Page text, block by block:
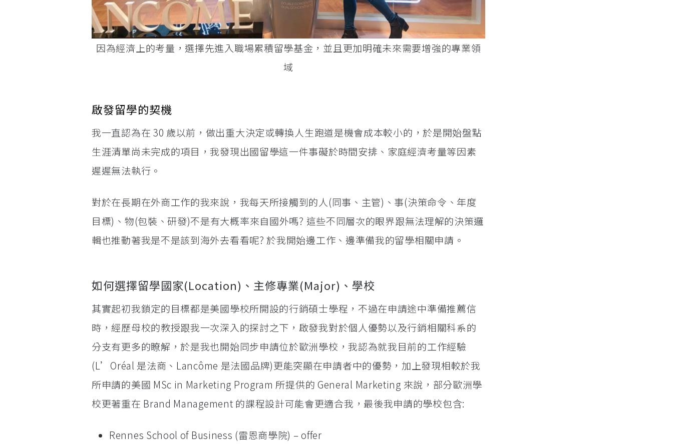
因為經濟上的考量，選擇先進入職場累積留學基金，並且更加明確未來需要增強的專業領
域
啟發留學的契機
我一直認為在 30 歲以前，做出重大決定或轉換人生跑道是機會成本較小的，於是開始盤點
生涯清單尚未完成的項目，我發現出國留學這一件事礙於時間安排、家庭經濟考量等因素
遲遲無法執行。
對於在長期在外商工作的我來說，我每天所接觸到的人(同事、主管)、事(決策命令、年度
目標)、物(包裝、研發)不是有大概率來自國外嗎? 這些不同層次的眼界跟無法理解的決策邏
輯也推動著我是不是該到海外去看看呢? 於我開始邊工作、邊準備我的留學相關申請。
如何選擇留學國家(Location)、主修專業(Major)、學校
其實起初我鎖定的目標都是美國學校所開設的行銷碩士學程，不過在申請途中準備推薦信
時，經歷母校的教授跟我一次深入的探討之下，啟發我對於個人優勢以及行銷相關科系的
分支有更多的瞭解，於是我也開始同步申請位於歐洲學校，我認為就我目前的工作經驗
(L’Oréal 是法商、Lancôme 是法國品牌)更能突顯在申請者中的優勢，加上發現相較於我
所申請的美國 MSc in Marketing Program 所提供的 General Marketing 來說，部分歐洲學
校更著重在 Brand Management 的課程設計可能會更適合我，最後我申請的學校包含:
Rennes School of Business (雷恩商學院) – offer